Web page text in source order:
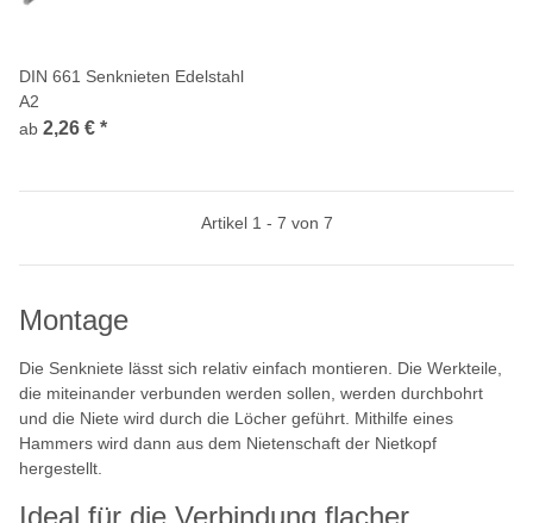
DIN 661 Senknieten Edelstahl
A2
ab 2,26 € *
Artikel 1 - 7 von 7
Montage
Die Senkniete lässt sich relativ einfach montieren. Die Werkteile,
die miteinander verbunden werden sollen, werden durchbohrt
und die Niete wird durch die Löcher geführt. Mithilfe eines
Hammers wird dann aus dem Nietenschaft der Nietkopf
hergestellt.
Ideal für die Verbindung flacher